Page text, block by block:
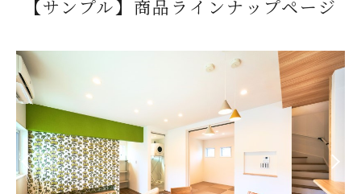
【サンプル】商品ラインナップページ